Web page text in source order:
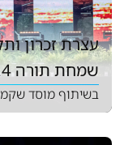
עצרת זכרון
שמחת תורה 2024 תשפ"ה
בשיתוף מוסד שקמה